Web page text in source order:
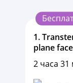
1.
plane
2 часа 31